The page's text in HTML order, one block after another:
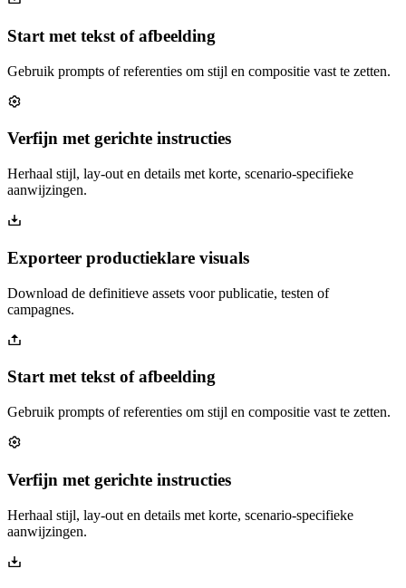
Start met tekst of afbeelding
Gebruik prompts of referenties om stijl en compositie vast te zetten.
Verfijn met gerichte instructies
Herhaal stijl, lay-out en details met korte, scenario-specifieke
aanwijzingen.
Exporteer productieklare visuals
Download de definitieve assets voor publicatie, testen of
campagnes.
Start met tekst of afbeelding
Gebruik prompts of referenties om stijl en compositie vast te zetten.
Verfijn met gerichte instructies
Herhaal stijl, lay-out en details met korte, scenario-specifieke
aanwijzingen.